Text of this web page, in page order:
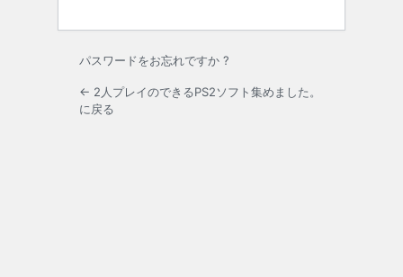
パスワードをお忘れですか ?
← 2人プレイのできるPS2ソフト集めました。
に戻る